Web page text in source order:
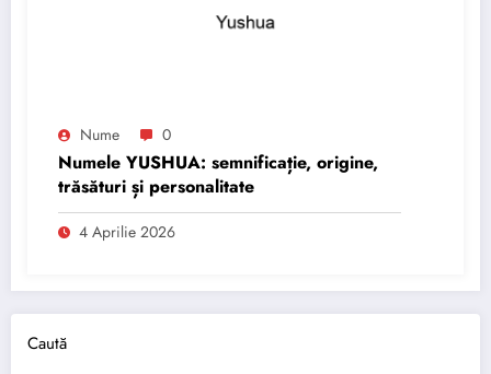
Nume 0
Numele YUSHUA: semnificație, origine,
trăsături și personalitate
4 Aprilie 2026
Caută